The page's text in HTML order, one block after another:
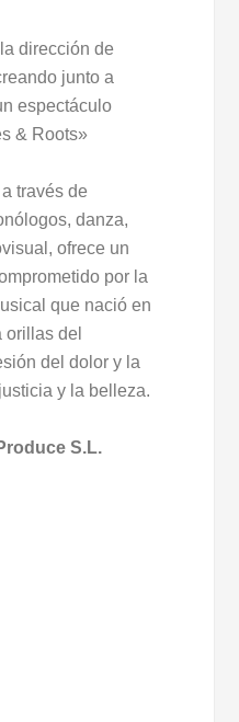
dirección de
junto a
espectáculo
& Roots»
través de
danza,
ofrece un
por la
que nació en
orillas del
del dolor y la
y la belleza.
S.L.